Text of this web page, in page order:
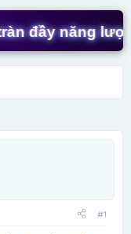
năng lượng!
#1